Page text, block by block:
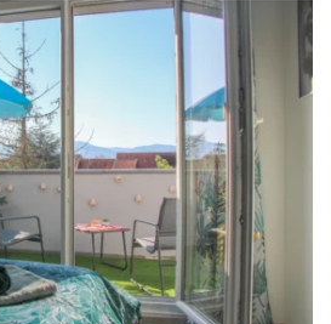
d’araignées
locaux, de l’artisanat et des
local et culturel
sont calculées en fonction des
et modérées par l’équipe de Grintoura